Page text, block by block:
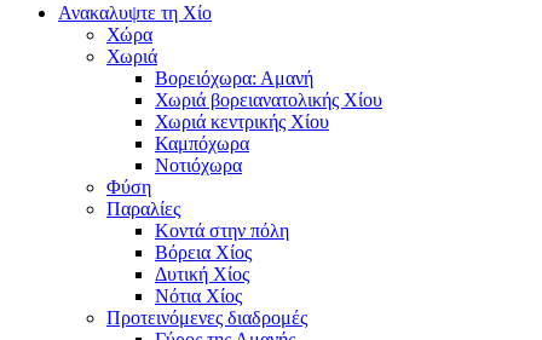
Ανακαλυψτε τη Χίο
Χώρα
Χωριά
Βορειόχωρα: Αμανή
Χωριά βορειανατολικής Χίου
Χωριά κεντρικής Χίου
Καμπόχωρα
Νοτιόχωρα
Φύση
Παραλίες
Κοντά στην πόλη
Βόρεια Χίος
Δυτική Χίος
Νότια Χίος
Προτεινόμενες διαδρομές